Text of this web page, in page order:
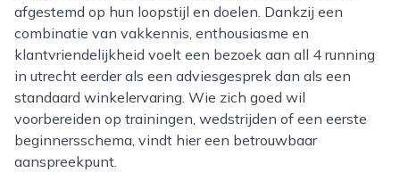
afgestemd op hun loopstijl en doelen. Dankzij een
combinatie van vakkennis, enthousiasme en
klantvriendelijkheid voelt een bezoek aan all 4 running
in utrecht eerder als een adviesgesprek dan als een
standaard winkelervaring. Wie zich goed wil
voorbereiden op trainingen, wedstrijden of een eerste
beginnersschema, vindt hier een betrouwbaar
aanspreekpunt.